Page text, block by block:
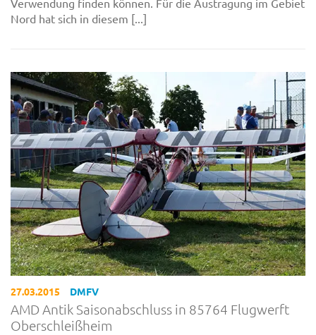
Nord hat sich in diesem [...]
27.03.2015 DMFV
AMD Antik Saisonabschluss in 85764 Flugwerft
Oberschleißheim